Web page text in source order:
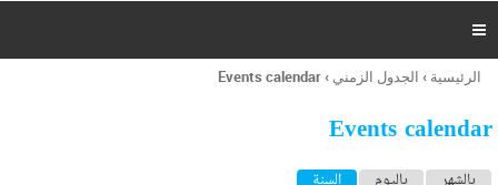
ر
ل
ح

أنت
هنا
الرئيسية › الجدول الزمني ›
Events calendar
Events calendar